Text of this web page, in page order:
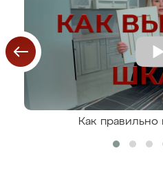
Как